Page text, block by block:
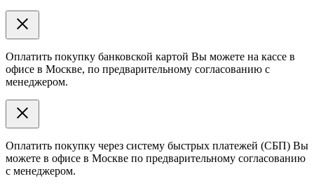
Оплатить покупку банковской картой Вы можете на кассе в
офисе в Москве, по предварительному согласованию с
менеджером.
Оплатить покупку через систему быстрых платежей (СБП) Вы
можете в офисе в Москве по предварительному согласованию
с менеджером.